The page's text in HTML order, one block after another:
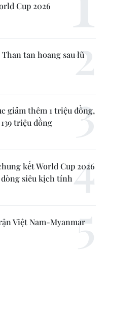
Cup 2026
tan hoang sau lũ
giảm thêm 1 triệu đồng,
triệu đồng
kết World Cup 2026
dòng siêu kịch tính
Việt Nam-Myanmar